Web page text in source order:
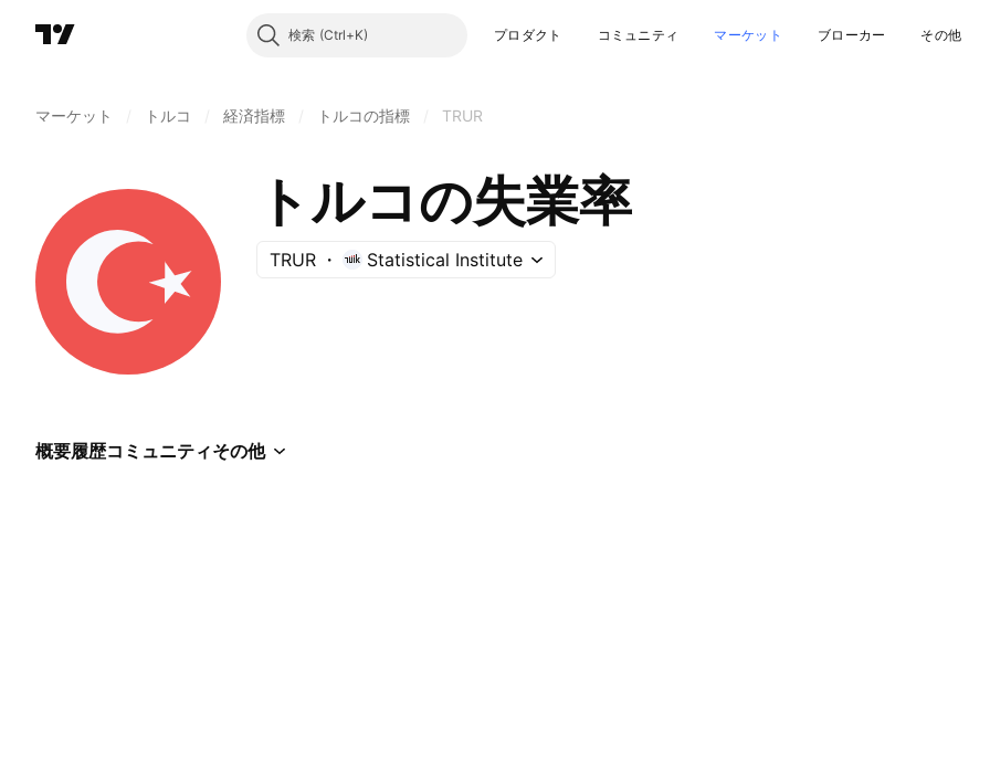
検索 プロダクト コミュニティ マーケット ブローカー その他
マーケット トルコ 経済指標 トルコの指標 TRUR
トルコの失業率
TRUR Statistical Institute
概要履歴コミュニティその他